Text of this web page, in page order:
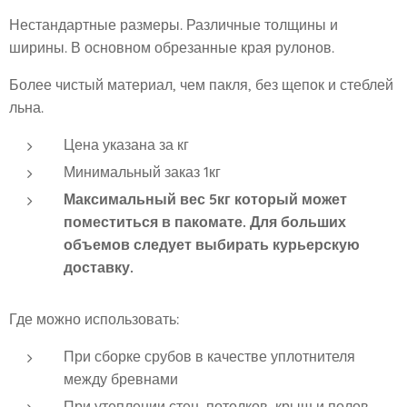
Нестандартные размеры. Различные толщины и
ширины. В основном обрезанные края рулонов.
Более чистый материал, чем пакля, без щепок и стеблей
льна.
Цена указана за кг
Минимальный заказ 1кг
Максимальный вес 5кг который может
поместиться в пакомате. Для больших
объемов следует выбирать курьерскую
доставку.
Где можно использовать:
При сборке срубов в качестве уплотнителя
между бревнами